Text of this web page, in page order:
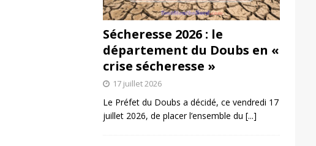
Sécheresse 2026 : le
département du Doubs en «
crise sécheresse »
17 juillet 2026
Le Préfet du Doubs a décidé, ce vendredi 17
juillet 2026, de placer l’ensemble du [...]